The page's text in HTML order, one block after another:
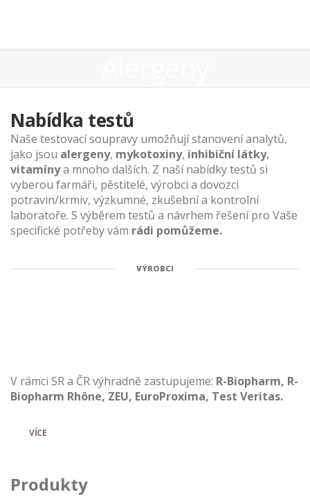
Nabídka testů
Naše testovací soupravy umožňují stanovení analytů,
jako jsou alergeny, mykotoxiny, inhibiční látky,
vitamínya mnoho dalších. Z naší nabídky testů si
vyberou farmáři, pěstitelé, výrobci a dovozci
potravin/krmiv, výzkumné, zkušební a kontrolní
laboratoře. S výběrem testů a návrhem řešení pro Vaše
specifické potřeby vám rádi pomůžeme.
VÝROBCI
V rámci SR a ČR výhradně zastupujeme: R-Biopharm, R-
Biopharm Rhône, ZEU, EuroProxima, Test Veritas.
VÍCE
Produkty